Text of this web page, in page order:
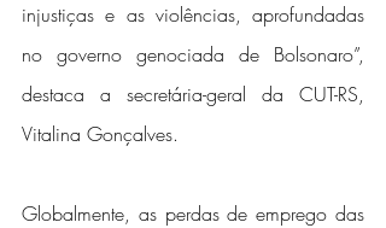
injustiças e as violências, aprofundadas
no governo genociada de Bolsonaro”,
destaca a secretária-geral da CUT-RS,
Vitalina Gonçalves.
Globalmente, as perdas de emprego das